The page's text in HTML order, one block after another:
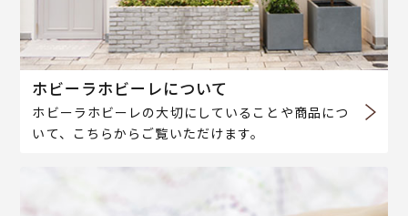
ホビーラホビーレについて
ホビーラホビーレの大切にしていることや商品につ
いて、こちらからご覧いただけます。